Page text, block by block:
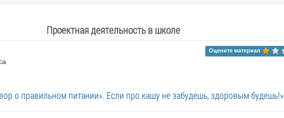
Проектная деятельность в школе
Оцените материал
о правильном питании». Если про кашу не забудешь, здоровым будешь!»